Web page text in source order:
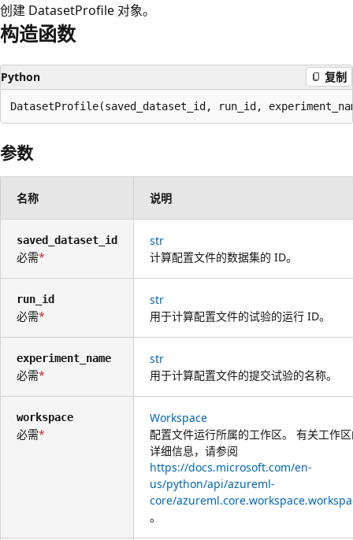
创建 DatasetProfile 对象。
构造函数
Python 复制
DatasetProfile(saved_dataset_id, run_id,
参数
名称 说明
saved_dataset_id
必需
str
计算配置文件的数据集的 ID。
run_id
必需
str
用于计算配置文件的试验的运行 ID。
experiment_name
必需
str
用于计算配置文件的提交试验的名称。
workspace
必需
Workspace
配置文件运行所属的工作区。 有关工作
详细信息，请参阅
https://docs.microsoft.com/en-
us/python/api/azureml-
core/
。